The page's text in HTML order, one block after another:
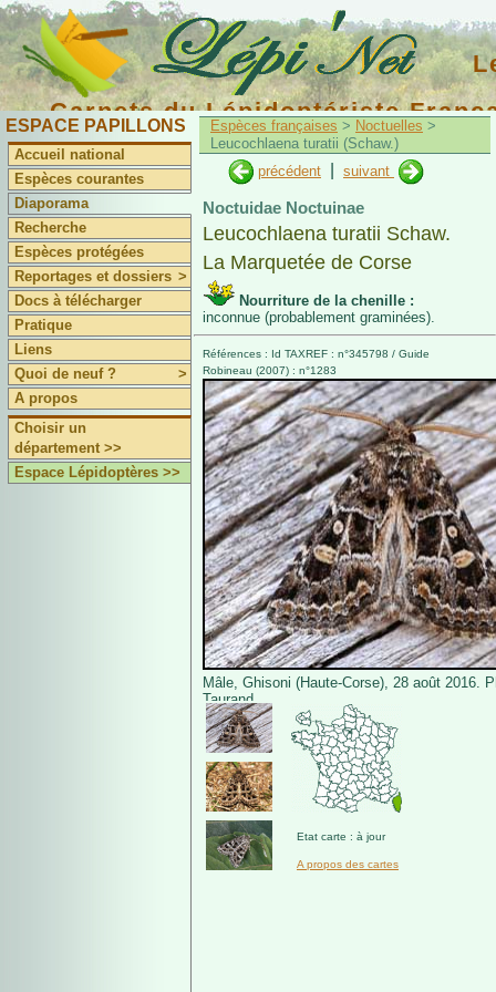
Carnets du Lépidoptériste
ESPACE PAPILLONS
Accueil national
Espèces courantes
Diaporama
Recherche
Espèces protégées
Reportages et dossiers >
Docs à télécharger
Pratique
Liens
Quoi de neuf ?
>
A propos
Choisir un
département >>
Espace Lépidoptères >>
Espèces françaises > Noctuelles >
Leucochlaena turatii (Schaw.)
précédent
suivant
Noctuidae Noctuinae
Leucochlaena turatii Schaw.
La Marquetée de Corse
Nourriture de la chenille :
inconnue (probablement graminées).
Références : Id TAXREF : n°345798 / Guide
Robineau (2007) : n°1283
Mâle, Ghisoni (Haute-Corse), 28 août 2016.
Taurand.
Etat carte : à jour
A propos des cartes